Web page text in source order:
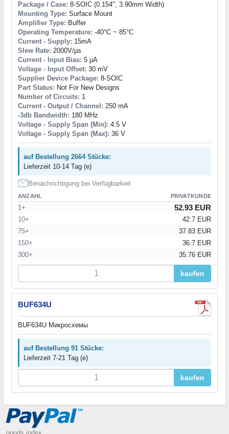
Package / Case: 8-SOIC (0.154", 3.90mm Width)
Mounting Type: Surface Mount
Amplifier Type: Buffer
Operating Temperature: -40°C ~ 85°C
Current - Supply: 15mA
Slew Rate: 2000V/µs
Current - Input Bias: 5 µA
Voltage - Input Offset: 30 mV
Supplier Device Package: 8-SOIC
Part Status: Not For New Designs
Number of Circuits: 1
Current - Output / Channel: 250 mA
-3db Bandwidth: 180 MHz
Voltage - Supply Span (Min): 4.5 V
Voltage - Supply Span (Max): 36 V
auf Bestellung 2664 Stücke:
Lieferzeit 10-14 Tag (e)
Benachrichtigung bei Verfügbarkeit
ANZAHL PRIVATKUNDE
1+ 52.93 EUR
10+
42.7 EUR
75+
37.83 EUR
150+
36.7 EUR
300+
35.76 EUR
kaufen
BUF634U
BUF634U Микросхемы
auf Bestellung 91 Stücke:
Lieferzeit 7-21 Tag (e)
kaufen